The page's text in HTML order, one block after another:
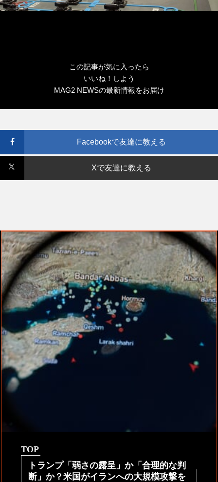
この記事が気に入ったら
いいね！しよう
MAG2 NEWSの最新情報をお届け
Facebookで友達に教える
Xで友達に教える
TOP
トランプ「弱さの露呈」か「合理的な判
断」か？米国がイランへの大規模攻撃を